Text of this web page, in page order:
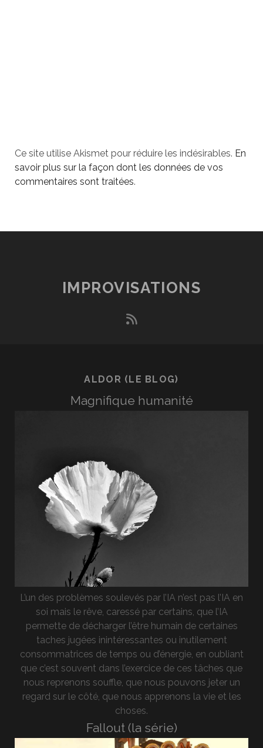
Ce site utilise Akismet pour réduire les indésirables. En
savoir plus sur la façon dont les données de vos
commentaires sont traitées.
IMPROVISATIONS
rss
ALDOR (LE BLOG)
Magnifique humanité
L’un des problèmes soulevés par l’IA n’est pas l’IA en
soi mais le rêve, caressé par certains, que l’IA
permette de décharger l’être humain de certaines
taches jugées inintéressantes ou inutilement
consommatrices de temps ou d’énergie, en oubliant
que c’est souvent dans l’exercice de ces tâches que
nous reprenons souffle, que nous pouvons jeter un
regard sur le côté, que nous apprenons la vie et les
choses.
Fallout (la série)